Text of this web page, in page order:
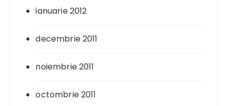
ianuarie 2012
decembrie 2011
noiembrie 2011
octombrie 2011